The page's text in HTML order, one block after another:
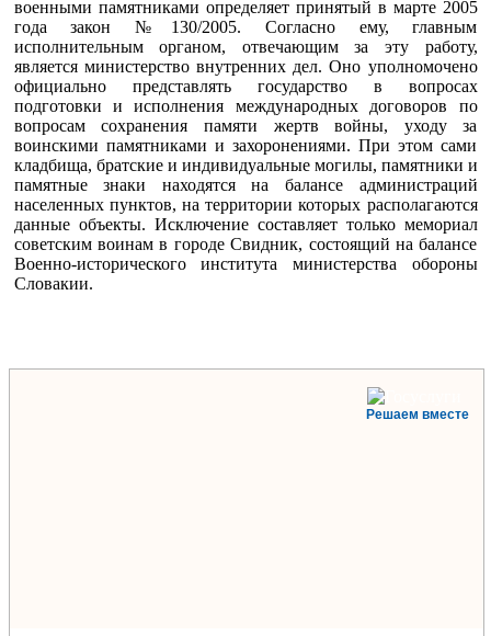
военными памятниками определяет принятый в марте 2005
года закон №130/2005. Согласно ему, главным
исполнительным органом, отвечающим за эту работу,
является министерство внутренних дел. Оно уполномочено
официально представлять государство в вопросах
подготовки и исполнения международных договоров по
вопросам сохранения памяти жертв войны, уходу за
воинскими памятниками и захоронениями. При этом сами
кладбища, братские и индивидуальные могилы, памятники и
памятные знаки находятся на балансе администраций
населенных пунктов, на территории которых располагаются
данные объекты. Исключение составляет только мемориал
советским воинам в городе Свидник, состоящий на балансе
Военно-исторического института министерства обороны
Словакии.
Решаем вместе